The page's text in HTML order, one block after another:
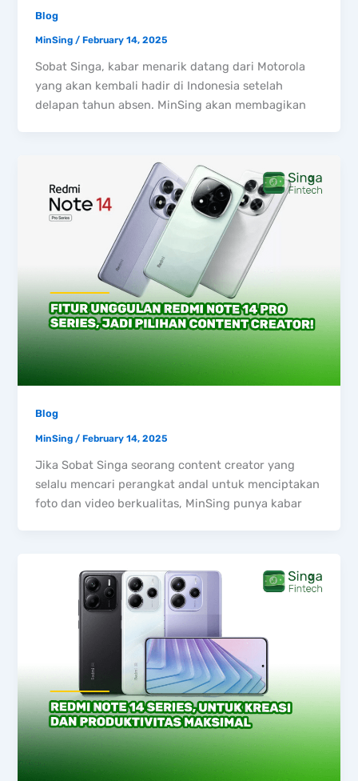
Blog
MinSing/February 14, 2025
Sobat Singa, kabar menarik datang dari Motorola
yang akan kembali hadir di Indonesia setelah
delapan tahun absen. MinSing akan membagikan
Blog
MinSing/February 14, 2025
Jika Sobat Singa seorang content creator yang
selalu mencari perangkat andal untuk menciptakan
foto dan video berkualitas, MinSing punya kabar